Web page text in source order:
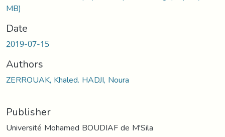
MB)
Date
2019-07-15
Authors
ZERROUAK, Khaled. HADJI, Noura
Publisher
Université Mohamed BOUDIAF de M'Sila